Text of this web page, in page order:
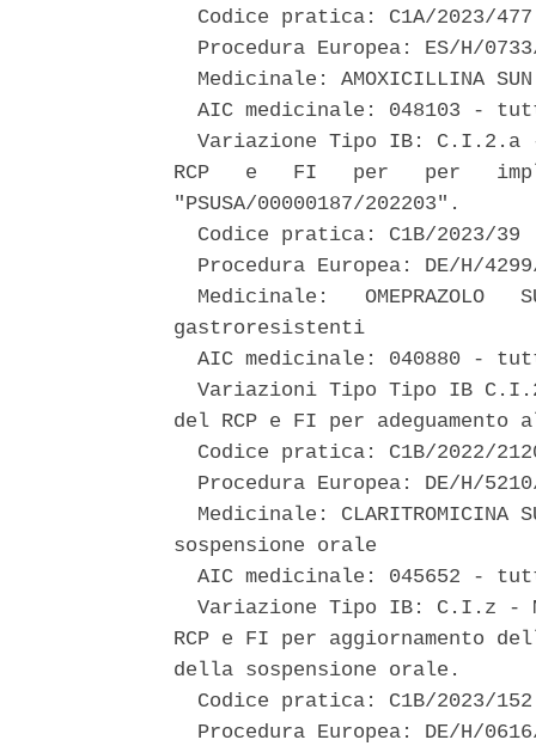
Codice pratica: C1A/2023/
Procedura Europea: ES/H/
Medicinale: AMOXICILLINA
AIC medicinale: 048103 -
Variazione Tipo IB: C.I.2.a
RCP   e   FI   per   per
"PSUSA/00000187/202203".
  Codice pratica: C1B/2023/39
Procedura Europea: DE/H/
Medicinale:   OMEPRAZOLO
gastroresistenti
AIC medicinale: 040880 -
Variazioni Tipo Tipo IB
del RCP e FI per
Codice pratica: C1B/2022/
Procedura Europea: DE/H/
Medicinale: CLARITROMICINA
sospensione orale
AIC medicinale: 045652 -
Variazione Tipo IB: C.I.z -
RCP e FI per
della sospensione orale.
Codice pratica: C1B/2023/
Procedura Europea: DE/H/